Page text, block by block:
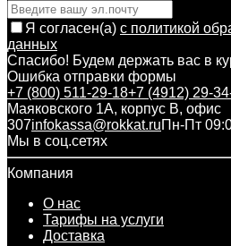
Я согласен(a) с политикой
данных
Спасибо! Будем держать вас в
Ошибка отправки формы
+7 (800) 511-29-18+7 (4912) 29-
Маяковского 1А, корпус B, офис
307infokassa@rokkat.ruПн-Пт
Мы в соц.сетях
Компания
О нас
Тарифы на услуги
Доставка